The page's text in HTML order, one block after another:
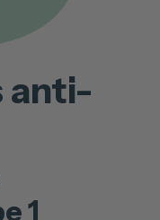
anti-
1